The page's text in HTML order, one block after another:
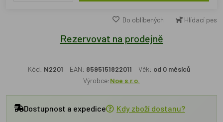
Do oblíbených Hlídací pes
Rezervovat na prodejně
Kód: N2201 EAN: 8595151822011 Věk: od 0 měsíců
Výrobce:Noe s.r.o.
Dostupnost a expedice Kdy zboží dostanu?